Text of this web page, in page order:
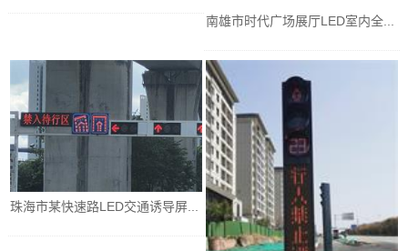
南雄市时代广场展厅LED室内全...
珠海市某快速路LED交通诱导屏...